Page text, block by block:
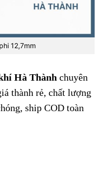
12,7mm
Hà Thành chuyên
thành rẻ, chất lượng
ship COD toàn